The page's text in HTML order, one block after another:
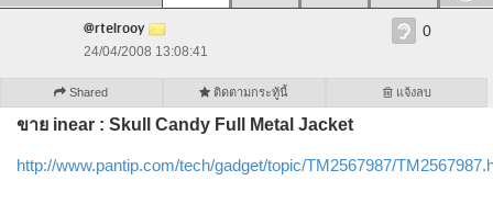
@rtelrooy
24/04/2008 13:08:41
0
Shared ติดตามกระทู้นี้ แจ้งลบ
ขาย inear : Skull Candy Full Metal Jacket
http://www.pantip.com/tech/gadget/topic/TM2567987/